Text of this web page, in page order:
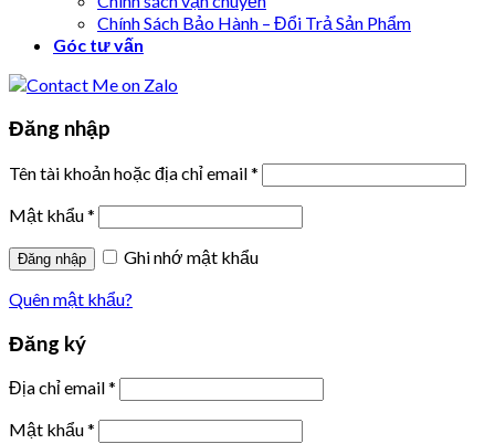
Chính Sách Bảo Hành – Đổi Trả Sản Phẩm
Góc tư vấn
Đăng nhập
Tên tài khoản hoặc địa chỉ email*
Mật khẩu*
Đăng nhập
Ghi nhớ mật khẩu
Quên mật khẩu?
Đăng ký
Địa chỉ email*
Mật khẩu*